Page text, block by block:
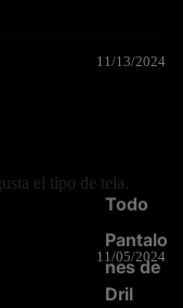
Todo
Pantalo
nes de
Dril
11/13/2024
el tipo de tela.
11/05/2024